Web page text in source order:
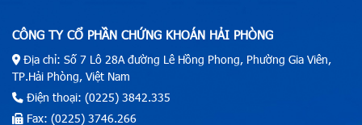
CÔNG TY CỔ PHẦN CHỨNG KHOÁN HẢI PHÒNG
Địa chỉ: Số 7 Lô 28A đường Lê Hồng Phong, Phường Gia Viên,
TP.Hải Phòng, Việt Nam
Điện thoại: (0225) 3842.335
Fax: (0225) 3746.266